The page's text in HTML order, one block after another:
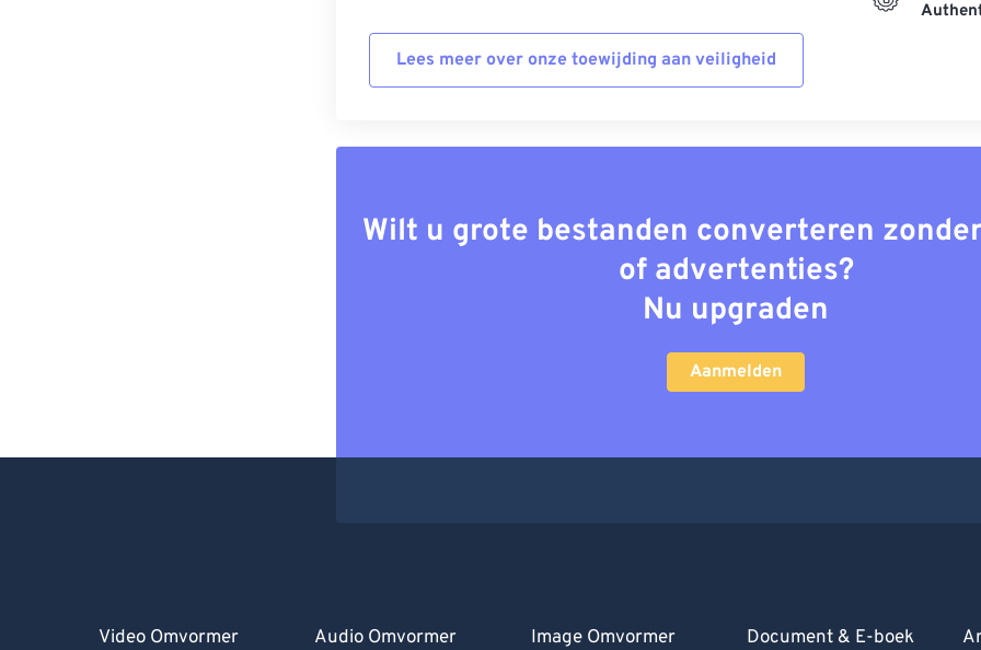
Lees meer over onze toewijding aan veiligheid
Wilt u grote bestanden converteren
of advertenties?
Nu upgraden
Aanmelden
Video Omvormer Audio Omvormer Image Omvormer Document & E-boek